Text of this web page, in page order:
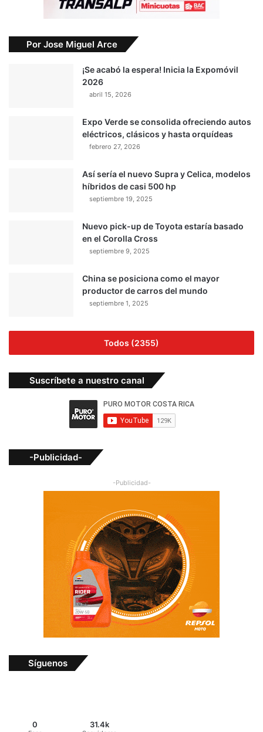
Por Jose Miguel Arce
¡Se acabó la espera! Inicia la Expomóvil
2026
abril 15, 2026
Expo Verde se consolida ofreciendo autos
eléctricos, clásicos y hasta orquídeas
febrero 27, 2026
Así sería el nuevo Supra y Celica, modelos
híbridos de casi 500 hp
septiembre 19, 2025
Nuevo pick-up de Toyota estaría basado
en el Corolla Cross
septiembre 9, 2025
China se posiciona como el mayor
productor de carros del mundo
septiembre 1, 2025
Todos (2355)
Suscríbete a nuestro canal
-Publicidad-
-Publicidad-
Síguenos
0 31.4k